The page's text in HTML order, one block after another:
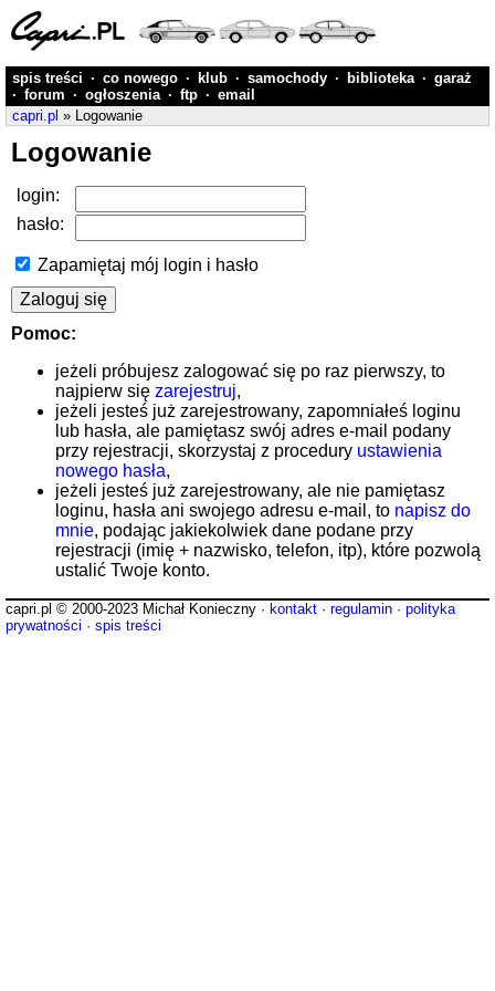
spis treści · co nowego · klub · samochody · biblioteka · garaż
· forum · ogłoszenia · ftp · email
capri.pl » Logowanie
Logowanie
login:
hasło:
Zapamiętaj mój login i hasło
Pomoc:
jeżeli próbujesz zalogować się po raz pierwszy, to
najpierw się zarejestruj,
jeżeli jesteś już zarejestrowany, zapomniałeś loginu
lub hasła, ale pamiętasz swój adres e-mail podany
przy rejestracji, skorzystaj z procedury ustawienia
nowego hasła,
jeżeli jesteś już zarejestrowany, ale nie pamiętasz
loginu, hasła ani swojego adresu e-mail, to napisz do
mnie, podając jakiekolwiek dane podane przy
rejestracji (imię + nazwisko, telefon, itp), które pozwolą
ustalić Twoje konto.
capri.pl © 2000-2023 Michał Konieczny · kontakt · regulamin · polityka
prywatności · spis treści